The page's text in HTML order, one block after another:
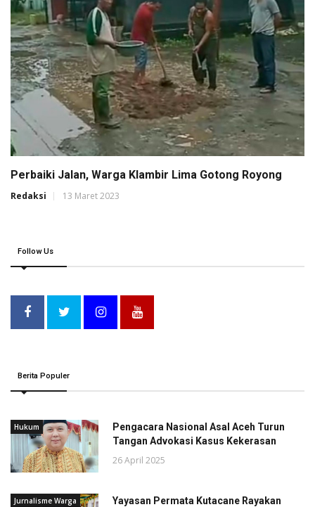
Perbaiki Jalan, Warga Klambir Lima Gotong Royong
Redaksi 13 Maret 2023
Follow Us
Berita Populer
Hukum
Pengacara Nasional Asal Aceh Turun
Tangan Advokasi Kasus Kekerasan
26 April 2025
Jurnalisme Warga
Yayasan Permata Kutacane Rayakan